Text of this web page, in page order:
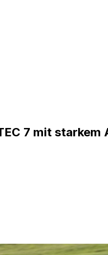
7 mit